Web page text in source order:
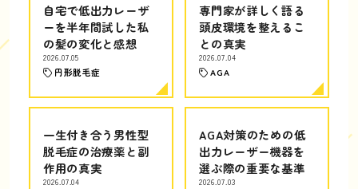
自宅で低出力レーザ
ーを半年間試した私
の髪の変化と感想
2026.07.05
円形脱毛症
専門家が詳しく語る
頭皮環境を整えるこ
との真実
2026.07.04
AGA
一生付き合う男性型
脱毛症の治療薬と副
作用の真実
2026.07.04
AGA対策のための低
出力レーザー機器を
選ぶ際の重要な基準
2026.07.03